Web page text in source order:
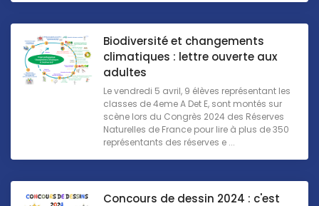
Biodiversité et changements
climatiques : lettre ouverte aux
adultes
Le vendredi 5 avril, 9 élèves représentant les
classes de 4eme A Det E, sont montés sur
scène lors du Congrès 2024 des Réserves
Naturelles de France pour lire à plus de 350
représentants des réserves e ...
Concours de dessin 2024 : c'est